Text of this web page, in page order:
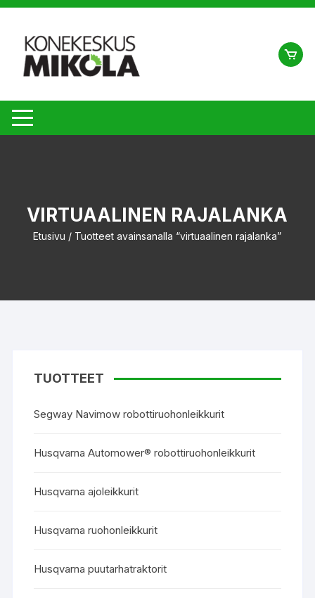
Siirry
sisältöön
VIRTUAALINEN RAJALANKA
Etusivu / Tuotteet avainsanalla “virtuaalinen rajalanka”
TUOTTEET
Segway Navimow robottiruohonleikkurit
Husqvarna Automower® robottiruohonleikkurit
Husqvarna ajoleikkurit
Husqvarna ruohonleikkurit
Husqvarna puutarhatraktorit